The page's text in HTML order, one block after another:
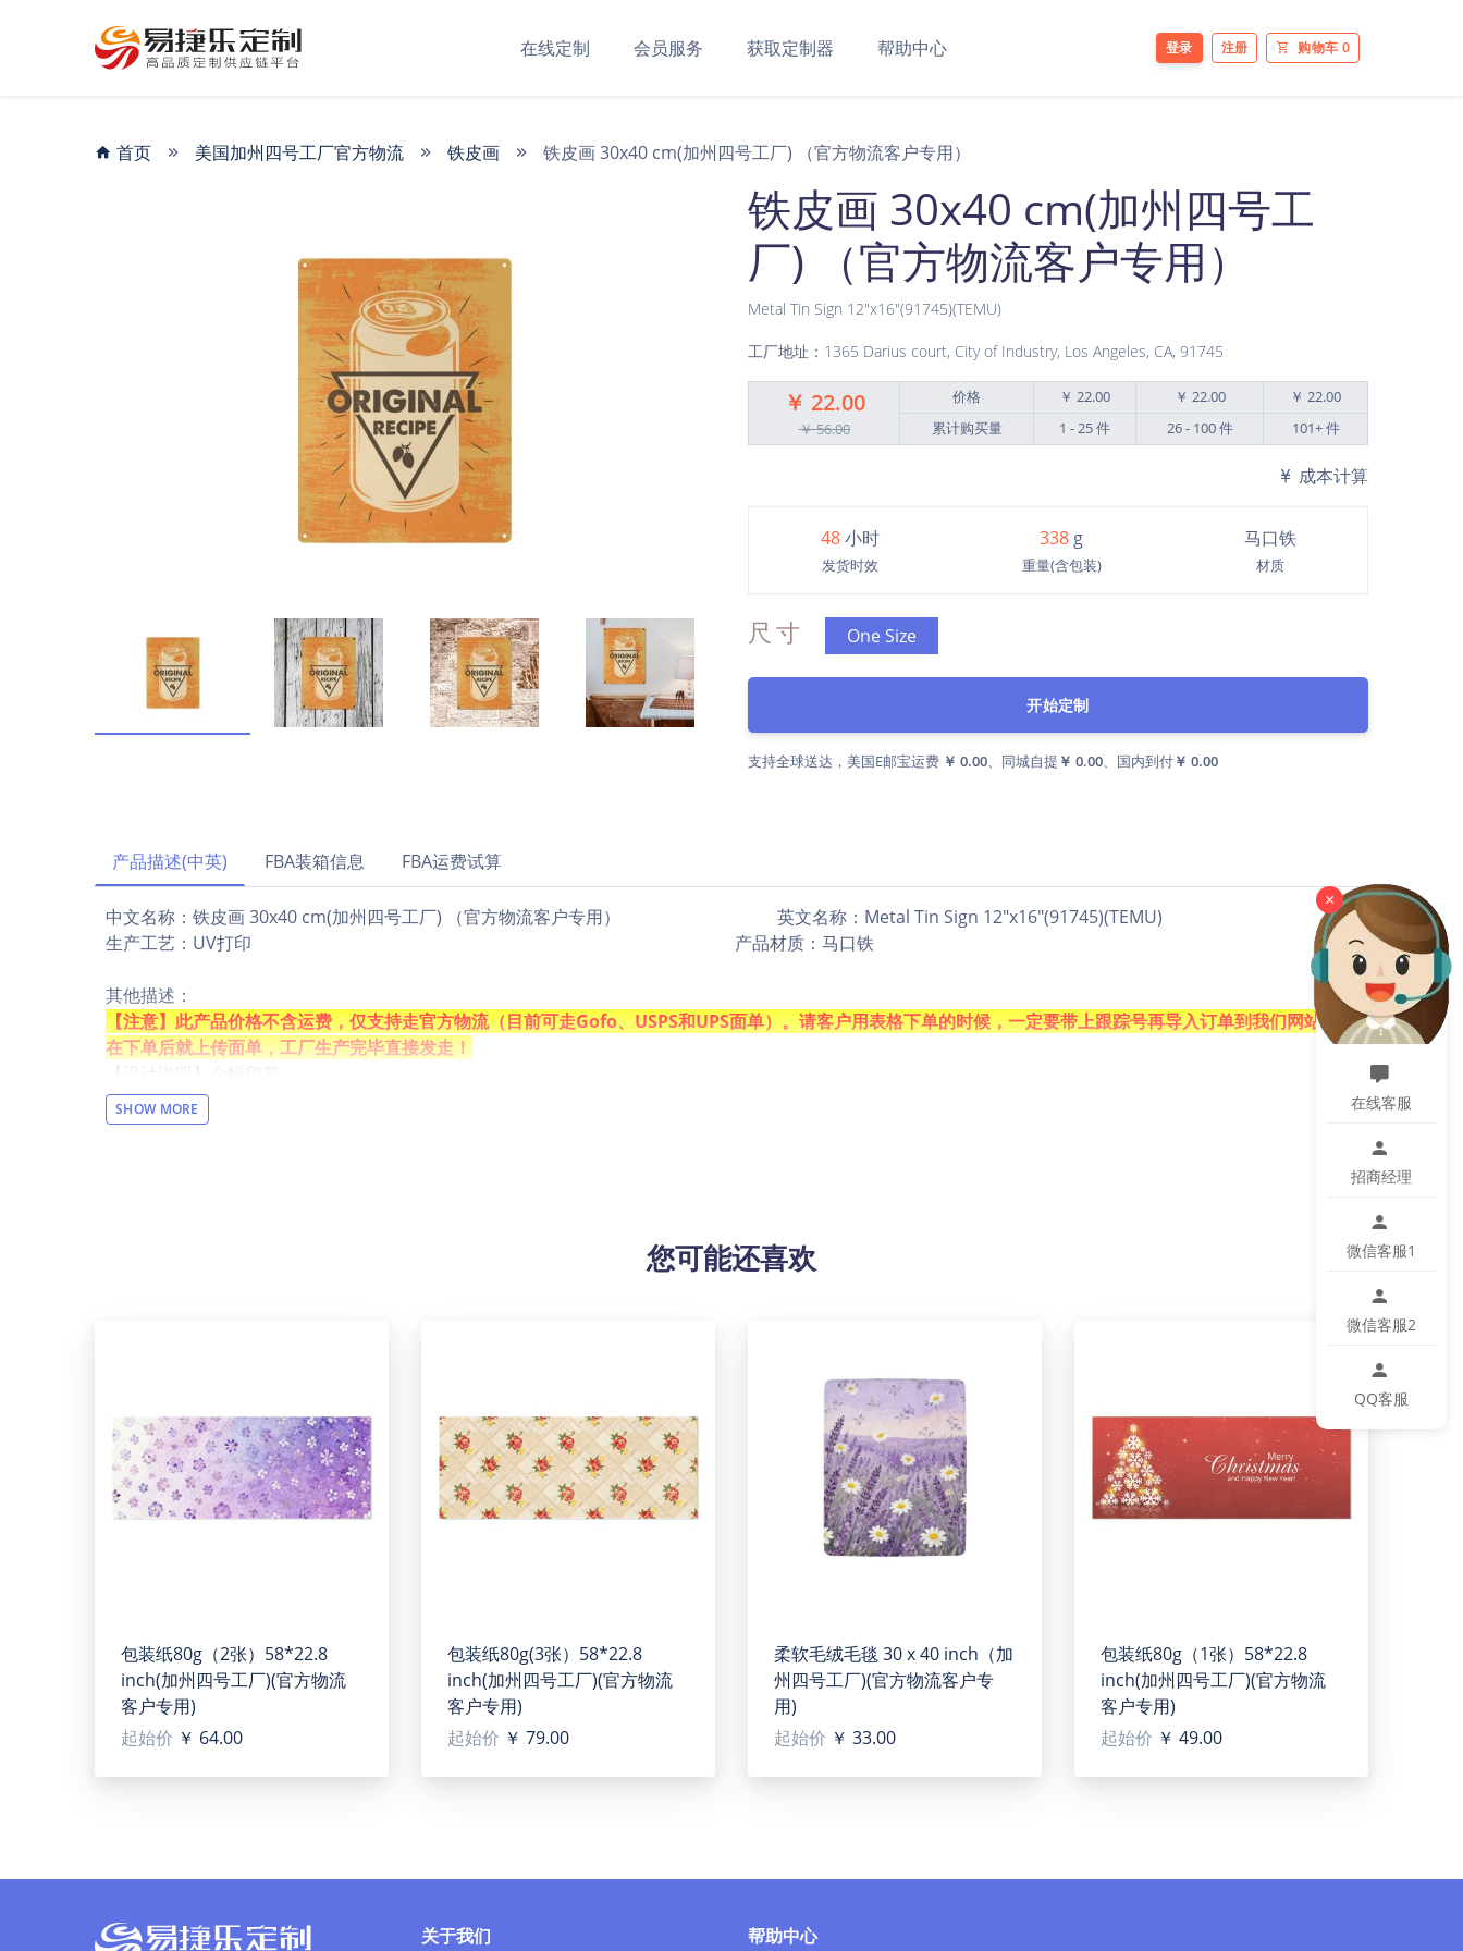
在线定制 会员服务 获取定制器 帮助中心 登录 注册 购物车 0
首页 美国加州四号工厂官方物流 铁皮画 铁皮画 30x40 cm(加州四号工厂) （官方物流客户专用）
铁皮画 30x40 cm(加州四号工
厂) （官方物流客户专用）
Metal Tin Sign 12"x16"(91745)(TEMU)
工厂地址：1365 Darius court, City of Industry, Los Angeles, CA, 91745
￥ 22.00
￥ 56.00
价格 ￥ 22.00 ￥ 22.00
￥ 22.00
累计购买量
1 - 25 件 26 - 100 件 101+ 件
成本计算
48小时
发货时效
338 g
重量(含包装)
马口铁
材质
尺寸 One Size
开始定制
支持全球送达，美国E邮宝运费 ￥ 0.00、同城自提 ￥ 0.00、国内到付￥ 0.00
产品描述(中英) FBA装箱信息 FBA运费试算
中文名称：铁皮画 30x40 cm(加州四号工厂) （官方物流客户专用） 英文名称：Metal Tin Sign 12"x16"(91745)(TEMU)
生产工艺：UV打印 产品材质：马口铁
其他描述：
【注意】此产品价格不含运费，仅支持走官方物流（目前可走Gofo、USPS和UPS面单）。请客户用表格下单的时候，一定要带上跟踪号再导入订单到我们网站。请
在下单后就上传面单，工厂生产完毕直接发走！
【设计说明】全幅印花
【材质说明】马口铁
【产品性能】由高品质马口铁制成，画面清晰，色彩鲜艳，久用不褪色。简易操作，轻松悬挂，易于护理。是装饰客厅，卧室，餐厅，酒吧等的不错选择。
该图片展示效果仅供参考，最终效果以实物为准！由于生产批次、机器设备等客观因素原因，难以避免或将存在微小色差、位置及大小等误差，如遇以上问题均属
于正常现象，将不予纳入售后处理范畴。
【Type】100% metal tin, 12"(L) x 16"(H), One-side Printing.
SHOW MORE
您可能还喜欢
包装纸80g（2张）58*22.8
inch(加州四号工厂)(官方物流
客户专用)
起始价 ￥ 64.00
包装纸80g(3张）58*22.8
inch(加州四号工厂)(官方物流
客户专用)
起始价 ￥ 79.00
柔软毛绒毛毯 30 x 40 inch（加
州四号工厂)(官方物流客户专
用)
起始价 ￥ 33.00
包装纸80g（1张）58*22.8
inch(加州四号工厂)(官方物流
客户专用)
起始价 ￥ 49.00
×
在线客服
招商经理
微信客服1
微信客服2
QQ客服
关于我们 帮助中心